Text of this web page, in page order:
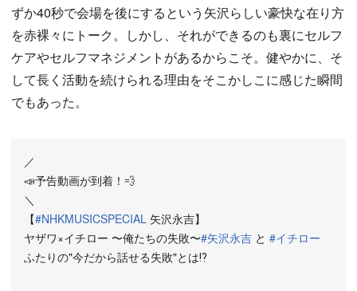
ずか40秒で会場を後にするという矢沢らしい豪快な在り方
を赤裸々にトーク。しかし、それができるのも裏にセルフ
ケアやセルフマネジメントがあるからこそ。健やかに、そ
して長く活動を続けられる理由をそこかしこに感じた瞬間
でもあった。
／
📣予告動画が到着！💨
＼
【#NHKMUSICSPECIAL 矢沢永吉】
ヤザワ×イチロー 〜俺たちの失敗〜#矢沢永吉 と #イチロー
ふたりの"今だから話せる失敗"とは⁉️